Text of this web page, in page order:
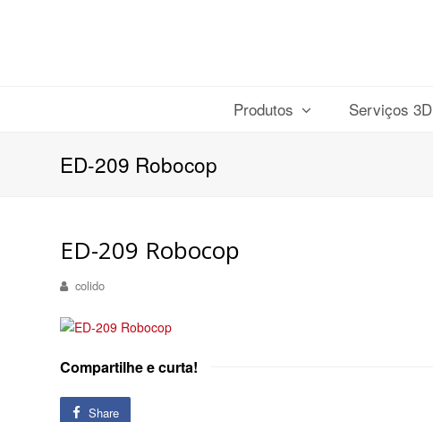
Produtos Serviços 3D
ED-209 Robocop
ED-209 Robocop
colido
Compartilhe e curta!
Share